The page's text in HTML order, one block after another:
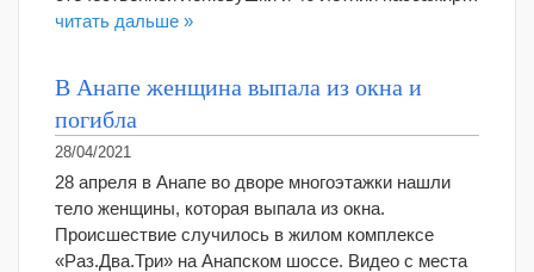
читать дальше »
В Анапе женщина выпала из окна и
погибла
28/04/2021
28 апреля в Анапе во дворе многоэтажки нашли
тело женщины, которая выпала из окна.
Происшествие случилось в жилом комплексе
«Раз.Два.Три» на Анапском шоссе. Видео с места